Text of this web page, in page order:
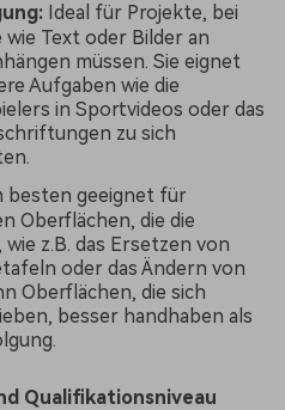
Ideal für Projekte, bei
Text oder Bilder an
müssen. Sie eignet
Aufgaben wie die
in Sportvideos oder das
zu sich
besten geeignet für
Oberflächen, die die
z.B. das Ersetzen von
oder das Ändern von
Oberflächen, die sich
besser handhaben als
Qualifikationsniveau